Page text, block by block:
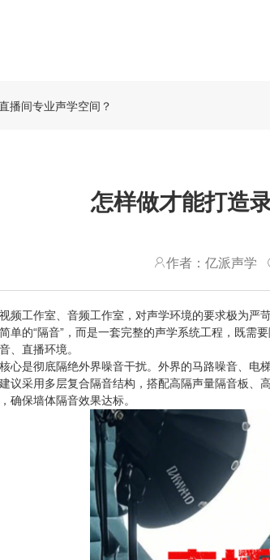
播间专业声学空间？
怎样做才能打造
作者：亿派声学
频工作室、音频工作室，对声学环境的要求极为
单的“隔音”，而是一套完整的声学系统工程，既
、直播环境。
心是彻底隔绝外界噪音干扰。外界的马路噪音、
议采用多层复合隔音结构，搭配高隔声量隔音板
确保墙体隔音效果达标。